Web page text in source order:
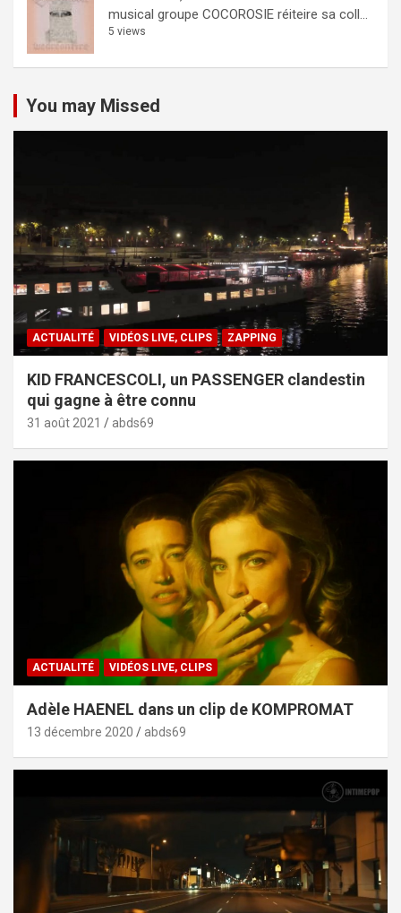
musical groupe COCOROSIE réiteire sa coll...
5 views
You may Missed
ACTUALITÉ VIDÉOS LIVE, CLIPS ZAPPING
KID FRANCESCOLI, un PASSENGER clandestin
qui gagne à être connu
31 août 2021 abds69
ACTUALITÉ VIDÉOS LIVE, CLIPS
Adèle HAENEL dans un clip de KOMPROMAT
13 décembre 2020 abds69